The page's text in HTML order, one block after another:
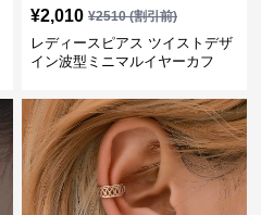
¥2,010 ¥2510(割引前)
レディースピアス ツイストデザ
イン波型ミニマルイヤーカフ